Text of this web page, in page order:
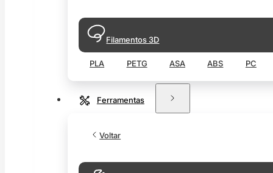
Filamentos 3D
PLA PETG ASA ABS PC
Ferramentas
Voltar